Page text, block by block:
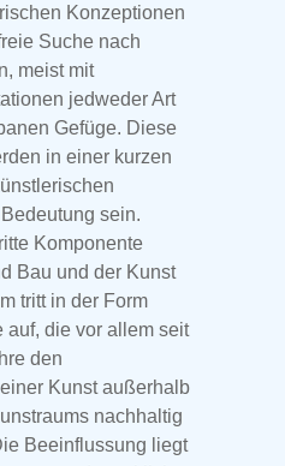
Konzeptionen
Suche nach
meist mit
jedweder Art
Gefüge. Diese
in einer kurzen
sein.
Komponente
Bau und der Kunst
tritt in der Form
auf, die vor allem seit
den
Kunst außerhalb
nachhaltig
Beeinflussung liegt